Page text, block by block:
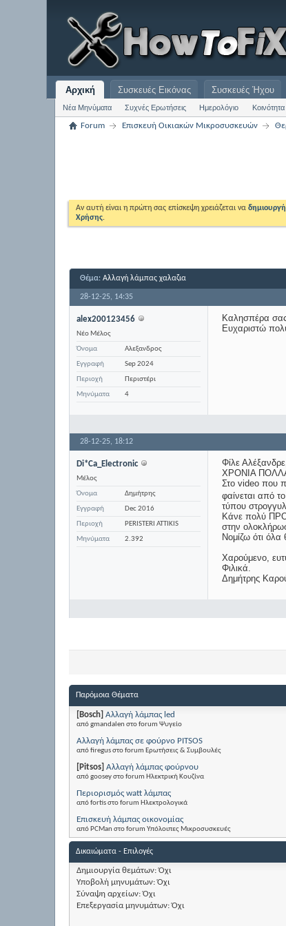
Αρχική
Νέα Μηνύματα Συχνές Ερωτήσεις Ημερολόγιο Κοινότητα
Συσκευές Εικόνας Συσκευές Ήχου
Forum Επισκευή Οικιακών Μικροσυσκευών
Αν αυτή είναι η πρώτη σας επίσκεψη χρειάζεται να
Χρήσης.
Θέμα:Αλλαγή λάμπας χαλαζια
28-12-25, 14:35
alex200123456
Νέο Μέλος
Όνομα
Αλεξανδρος
Εγγραφή
Sep 2024
Περιοχή
Περιστέρι
Μηνύματα
4
Καλησπέρα
Ευχαριστώ
28-12-25, 18:12
Di*Ca_Electronic
Μέλος
Όνομα
Δημήτρης
Εγγραφή
Dec 2016
Περιοχή
PERISTERI ATTIKIS
Μηνύματα
2.392
Φίλε
ΧΡΟΝΙΑ ΠΟΛΛΑ
Στο video που
φαίνεται από
τύπου
Κάνε πολύ
στην
Νομίζω ότι
Χαρούμενο,
Φιλικά.
Δημήτρης
Παρόμοια Θέματα
[Bosch] Αλλαγή λάμπας led
από gmandalen στο forum Ψυγείο
Αλλαγή λάμπας σε φούρνο PITSOS
από firegus στο forum Ερωτήσεις & Συμβουλές
[Pitsos] Αλλαγή λάμπας φούρνου
από goosey στο forum Ηλεκτρική Κουζίνα
Περιορισμός watt λάμπας
από fortis στο forum Ηλεκτρολογικά
Επισκευή λάμπας οικονομίας
από PCMan στο forum Υπόλοιπες Μικροσυσκευές
Δικαιώματα - Επιλογές
Δημιουργία θεμάτων:Όχι
Υποβολή μηνυμάτων:Όχι
Σύναψη αρχείων:Όχι
Επεξεργασία μηνυμάτων:Όχι